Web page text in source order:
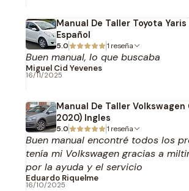
Manual De Taller Toyota
Español
5.0 1 reseña
Buen manual, lo que buscaba
Miguel Cid Yevenes
16/11/2025
Manual De Taller
2020) Ingles
5.0 1 reseña
Buen manual encontré todos los
tenía mi Volkswagen gracias a
por la ayuda y el servicio
Eduardo Riquelme
16/10/2025